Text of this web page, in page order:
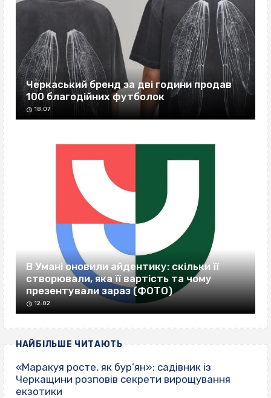
Черкаський бренд за дві години продав
100 благодійних футболок
18:07
В Умані оновили айдентику: скільки її
створювали, яка її вартість та чому
презентували зараз (ФОТО)
12:02
НАЙБІЛЬШЕ ЧИТАЮТЬ
«Маракуя росте, як бур’ян»: садівник із
Черкащини розповів секрети вирощування
екзотики